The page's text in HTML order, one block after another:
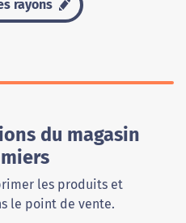
rayons
du magasin
les produits et
le point de vente.